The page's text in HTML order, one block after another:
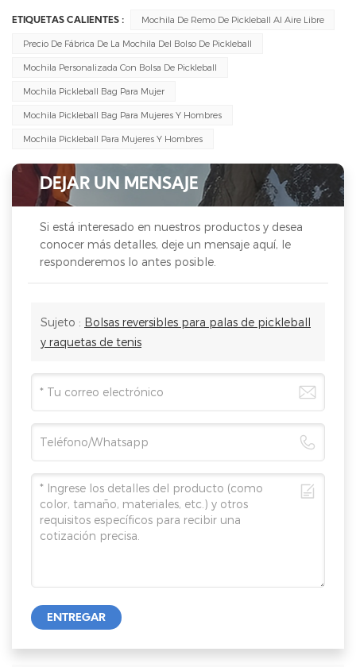
ETIQUETAS CALIENTES : Mochila De Remo De Pickleball Al Aire Libre
Precio De Fábrica De La Mochila Del Bolso De Pickleball
Mochila Personalizada Con Bolsa De Pickleball
Mochila Pickleball Bag Para Mujer
Mochila Pickleball Bag Para Mujeres Y Hombres
Mochila Pickleball Para Mujeres Y Hombres
DEJAR UN MENSAJE
Si está interesado en nuestros productos y desea
conocer más detalles, deje un mensaje aquí, le
responderemos lo antes posible.
Sujeto : Bolsas reversibles para palas de pickleball
y raquetas de tenis
ENTREGAR